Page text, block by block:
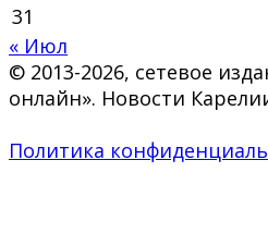
31
« Июл
© 2013-2026, сетевое
онлайн». Новости
Политика